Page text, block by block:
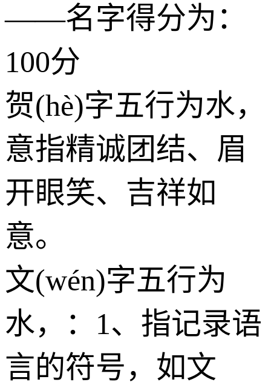
——名字得分为：
100分
贺(hè)字五行为水，
意指精诚团结、眉
开眼笑、吉祥如
意。
文(wén)字五行为
水，：1、指记录语
言的符号，如文